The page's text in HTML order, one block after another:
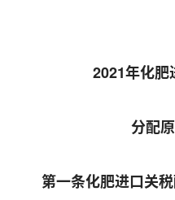
2021年化肥
分配
第一条化肥进口关